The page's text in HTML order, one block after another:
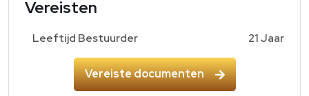
Vereisten
Leeftijd Bestuurder 21 Jaar
Vereiste documenten